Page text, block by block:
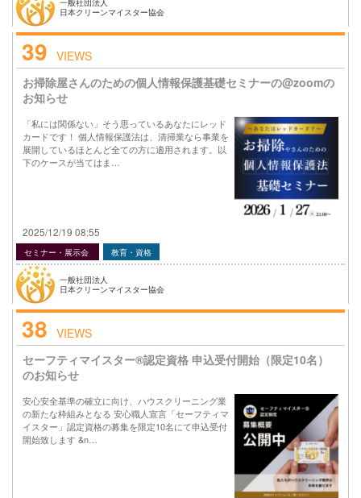
一般社団法人
日本クリーンマイスター協会
39 VIEWS
お掃除屋さんのための個人情報保護基礎セミナーの@zoomの
お知らせ
「私には関係ない」そう思っているあなたにレッド
カードです！ 個人情報保護法は、清掃業なら事業を
展開しているほとんど全ての方に適用されます。以
下のケースが当てはま…
2025/12/19 08:55
セミナー・展示会 教育・資格
一般社団法人
日本クリーンマイスター協会
38 VIEWS
セーフティマイスター®認定資格 申込受付開始（限定10名）
のお知らせ
安心安全基準の確立に向け、ハウスクリーニング業
の新たな枠組みとなる 安心職人宣言「セーフティマ
イスター」認定資格の募集を限定10名にて申込受付
開始致します &n…